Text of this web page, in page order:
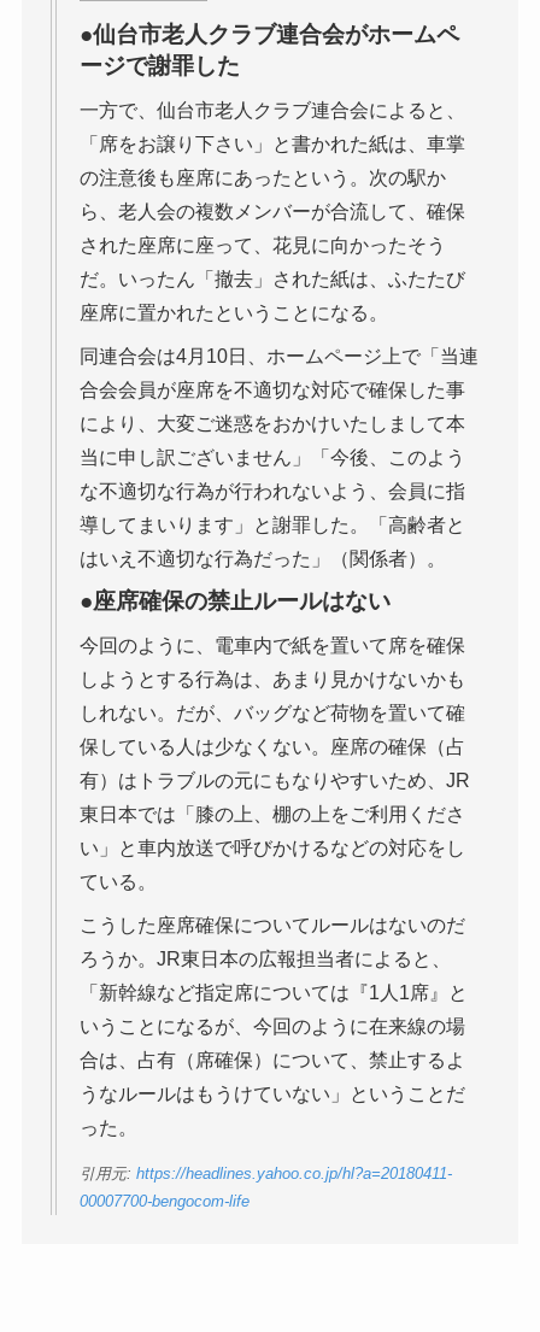
●仙台市老人クラブ連合会がホームペ
ージで謝罪した
一方で、仙台市老人クラブ連合会によると、
「席をお譲り下さい」と書かれた紙は、車掌
の注意後も座席にあったという。次の駅か
ら、老人会の複数メンバーが合流して、確保
された座席に座って、花見に向かったそう
だ。いったん「撤去」された紙は、ふたたび
座席に置かれたということになる。
同連合会は4月10日、ホームページ上で「当連
合会会員が座席を不適切な対応で確保した事
により、大変ご迷惑をおかけいたしまして本
当に申し訳ございません」「今後、このよう
な不適切な行為が行われないよう、会員に指
導してまいります」と謝罪した。「高齢者と
はいえ不適切な行為だった」（関係者）。
●座席確保の禁止ルールはない
今回のように、電車内で紙を置いて席を確保
しようとする行為は、あまり見かけないかも
しれない。だが、バッグなど荷物を置いて確
保している人は少なくない。座席の確保（占
有）はトラブルの元にもなりやすいため、JR
東日本では「膝の上、棚の上をご利用くださ
い」と車内放送で呼びかけるなどの対応をし
ている。
こうした座席確保についてルールはないのだ
ろうか。JR東日本の広報担当者によると、
「新幹線など指定席については『1人1席』と
いうことになるが、今回のように在来線の場
合は、占有（席確保）について、禁止するよ
うなルールはもうけていない」ということだ
った。
引用元: https://headlines.yahoo.co.jp/hl?a=20180411-
00007700-bengocom-life